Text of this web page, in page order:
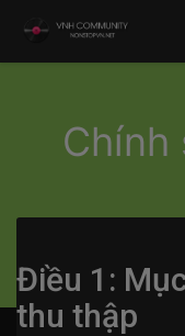
Chính
Điều 1:
thu thập